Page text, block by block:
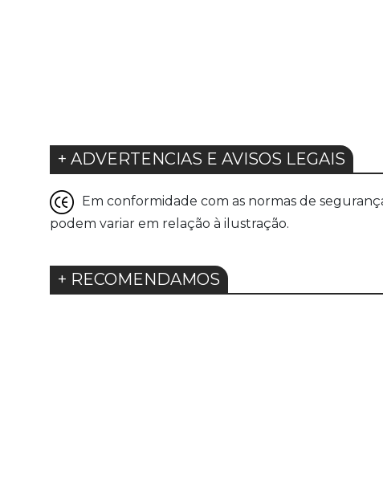
+ ADVERTENCIAS E AVISOS LEGAIS
Em conformidade com as normas de
podem variar em relação à ilustração.
+ RECOMENDAMOS